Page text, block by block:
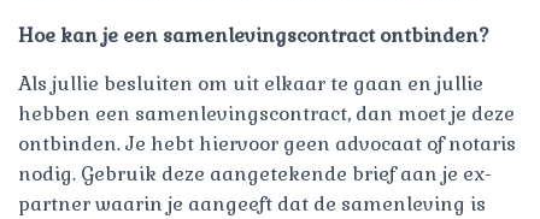
Hoe kan je een samenlevingscontract ontbinden?
Als jullie besluiten om uit elkaar te gaan en jullie
hebben een samenlevingscontract, dan moet je deze
ontbinden. Je hebt hiervoor geen advocaat of notaris
nodig. Gebruik deze aangetekende brief aan je ex-
partner waarin je aangeeft dat de samenleving is